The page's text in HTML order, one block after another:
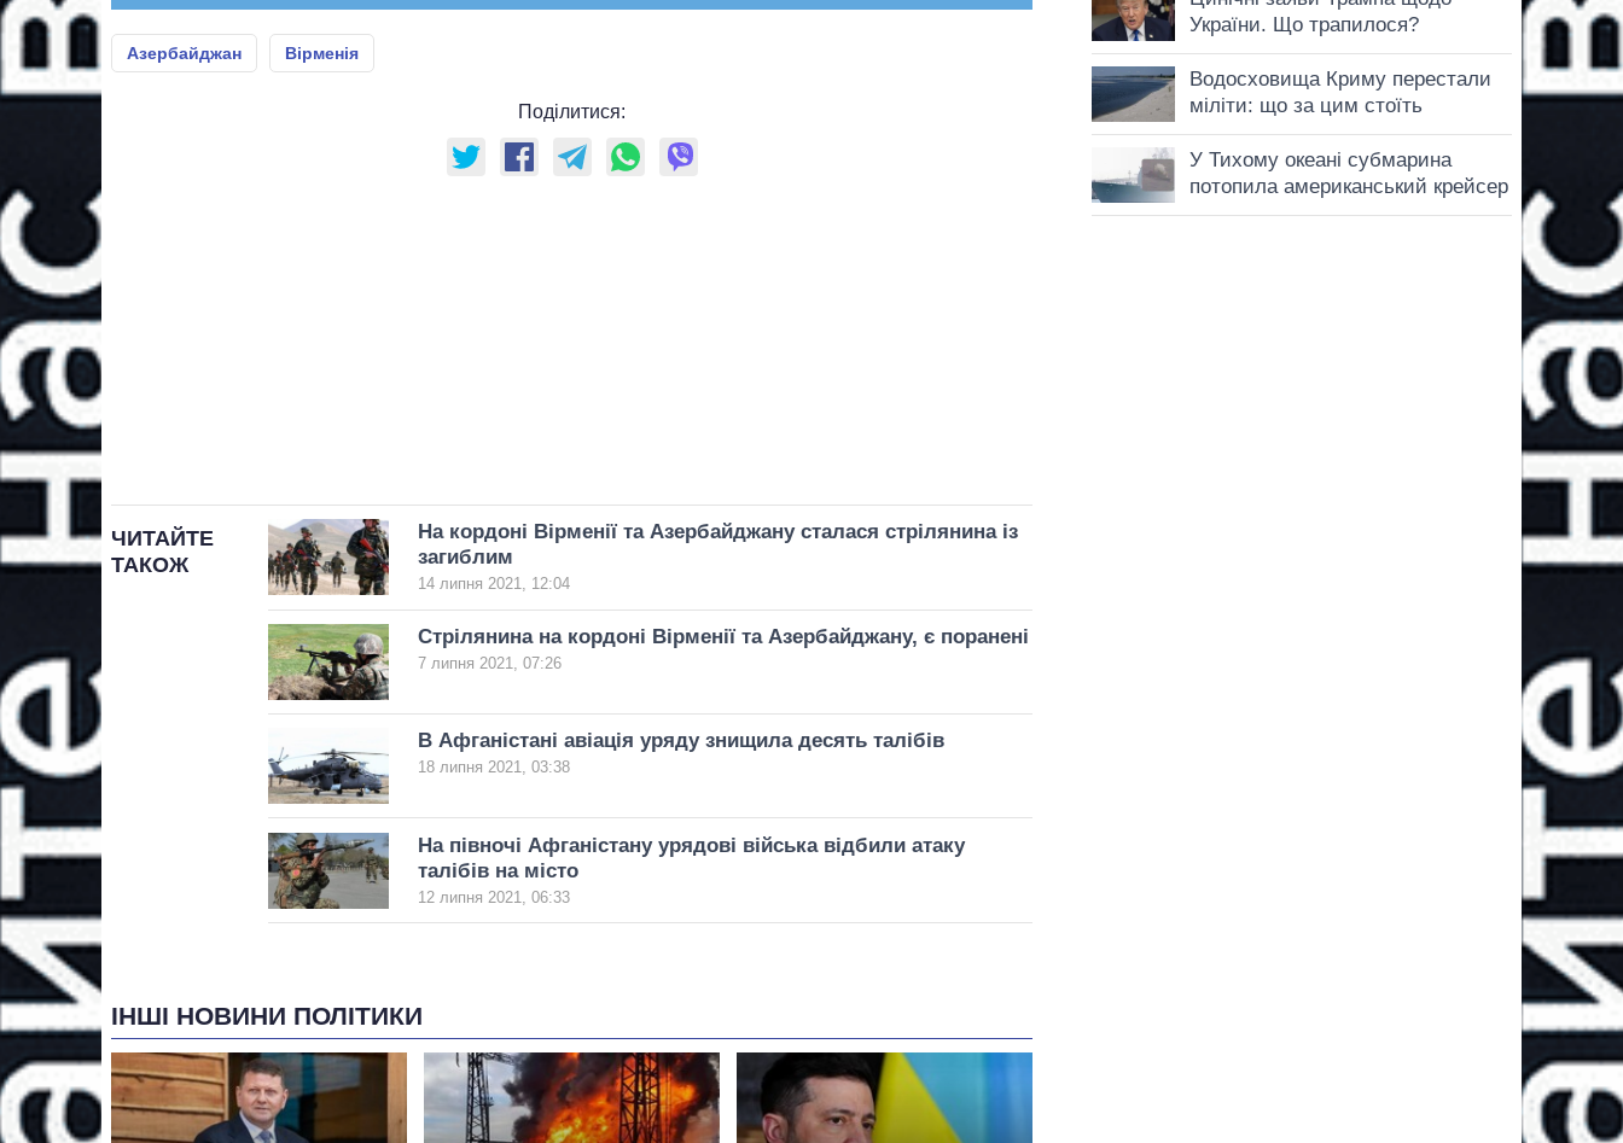
Азербайджан Вірменія
Поділитися:
ЧИТАЙТЕ
ТАКОЖ
На кордоні Вірменії та Азербайджану сталася стрілянина із
загиблим
14 липня 2021, 12:04
Стрілянина на кордоні Вірменії та Азербайджану, є поранені
7 липня 2021, 07:26
В Афганістані авіація уряду знищила десять талібів
18 липня 2021, 03:38
На півночі Афганістану урядові війська відбили атаку
талібів на місто
12 липня 2021, 06:33
ІНШІ НОВИНИ ПОЛІТИКИ